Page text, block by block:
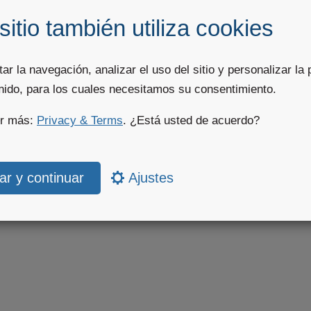
también utiliza cookies
la navegación, analizar el uso del sitio y personalizar la
para los cuales necesitamos su consentimiento.
más: Privacy & Terms. ¿Está usted de acuerdo?
Ajustes
(hikr)